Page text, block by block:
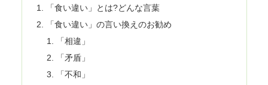
「食い違い」とは?どんな言葉
「食い違い」の言い換えのお勧め
「相違」
「矛盾」
「不和」